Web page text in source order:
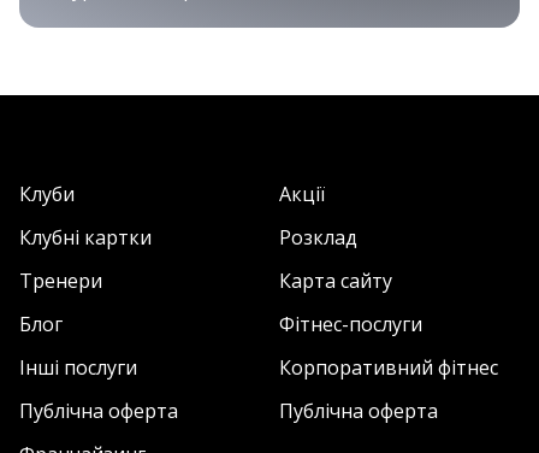
Клуби
Акції
Клубні картки
Розклад
Тренери
Карта сайту
Блог
Фітнес-послуги
Інші послуги
Корпоративний фітнес
Публічна оферта
Публічна оферта